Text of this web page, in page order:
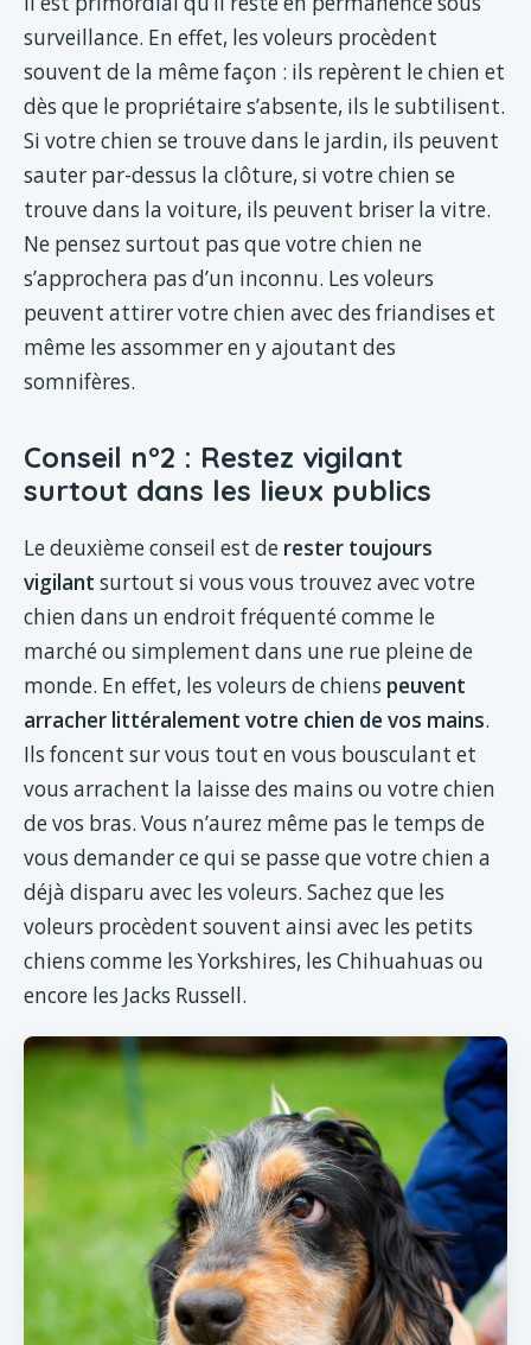
surveillance. En effet, les voleurs procèdent
souvent de la même façon : ils repèrent le chien et
dès que le propriétaire s’absente, ils le subtilisent.
Si votre chien se trouve dans le jardin, ils peuvent
sauter par-dessus la clôture, si votre chien se
trouve dans la voiture, ils peuvent briser la vitre.
Ne pensez surtout pas que votre chien ne
s’approchera pas d’un inconnu. Les voleurs
peuvent attirer votre chien avec des friandises et
même les assommer en y ajoutant des
somnifères.
Conseil n°2 : Restez vigilant
surtout dans les lieux publics
Le deuxième conseil est de rester toujours
vigilant surtout si vous vous trouvez avec votre
chien dans un endroit fréquenté comme le
marché ou simplement dans une rue pleine de
monde. En effet, les voleurs de chiens peuvent
arracher littéralement votre chien de vos mains.
Ils foncent sur vous tout en vous bousculant et
vous arrachent la laisse des mains ou votre chien
de vos bras. Vous n’aurez même pas le temps de
vous demander ce qui se passe que votre chien a
déjà disparu avec les voleurs. Sachez que les
voleurs procèdent souvent ainsi avec les petits
chiens comme les Yorkshires, les Chihuahuas ou
encore les Jacks Russell.